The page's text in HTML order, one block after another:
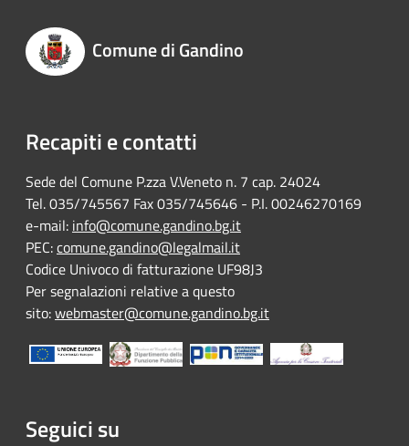
Comune di Gandino
Recapiti e contatti
Sede del Comune P.zza V.Veneto n. 7 cap. 24024
Tel. 035/745567 Fax 035/745646 - P.I. 00246270169
e-mail: info@comune.gandino.bg.it
PEC:comune.gandino@legalmail.it
Codice Univoco di fatturazione UF98J3
Per segnalazioni relative a questo
sito:webmaster@comune.gandino.bg.it
Seguici su